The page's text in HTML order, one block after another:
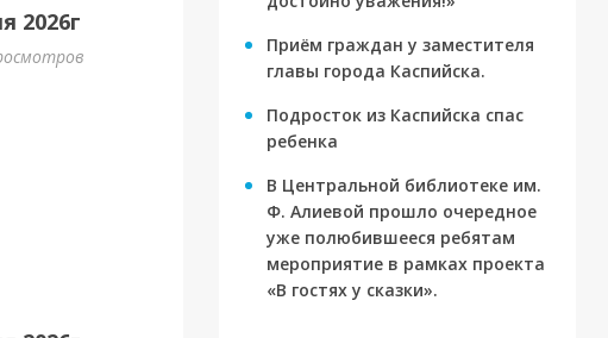
2026г
Приём граждан у заместителя
главы города Каспийска.
Подросток из Каспийска спас
ребенка
В Центральной библиотеке им.
Ф. Алиевой прошло очередное
уже полюбившееся ребятам
мероприятие в рамках проекта
«В гостях у сказки».